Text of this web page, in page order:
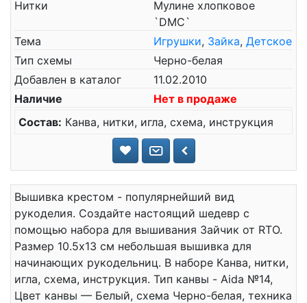
Нитки
Мулине хлопковое
`DMC`
Тема
Игрушки, Зайка, Детское
Тип схемы
Черно-белая
Добавлен в каталог
11.02.2010
Наличие
Нет в продаже
Состав: Канва, нитки, игла, схема, инструкция
Вышивка крестом - популярнейший вид
рукоделия. Создайте настоящий шедевр с
помощью набора для вышивания Зайчик от RTO.
Размер 10.5x13 см небольшая вышивка для
начинающих рукодельниц. В наборе Канва, нитки,
игла, схема, инструкция. Тип канвы - Aida №14,
Цвет канвы — Белый, схема Черно-белая, техника